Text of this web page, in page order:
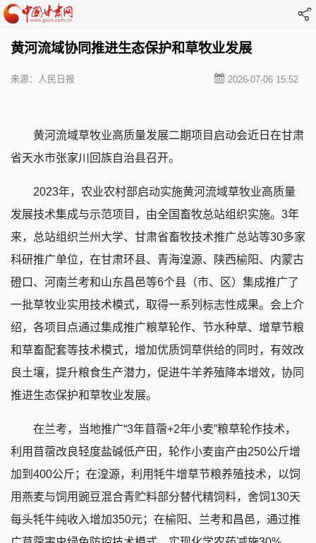
黄河流域协同推进生态保护和草牧业发展
2026-07-06 15:52
来源：人民日报
黄河流域草牧业高质量发展二期项目启动会近日在甘肃
省天水市张家川回族自治县召开。
2023年，农业农村部启动实施黄河流域草牧业高质量
发展技术集成与示范项目，由全国畜牧总站组织实施。3年
来，总站组织兰州大学、甘肃省畜牧技术推广总站等30多家
科研推广单位，在甘肃环县、青海湟源、陕西榆阳、内蒙古
磴口、河南兰考和山东昌邑等6个县（市、区）集成推广了
一批草牧业实用技术模式，取得一系列标志性成果。会上介
绍，各项目点通过集成推广粮草轮作、节水种草、增草节粮
和草畜配套等技术模式，增加优质饲草供给的同时，有效改
良土壤，提升粮食生产潜力，促进牛羊养殖降本增效，协同
推进生态保护和草牧业发展。
在兰考，当地推广“3年苜蓿+2年小麦”粮草轮作技术，
利用苜蓿改良轻度盐碱低产田，轮作小麦亩产由250公斤增
加到400公斤；在湟源，利用牦牛增草节粮养殖技术，以饲
用燕麦与饲用豌豆混合青贮料部分替代精饲料，舍饲130天
每头牦牛纯收入增加350元；在榆阳、兰考和昌邑，通过推